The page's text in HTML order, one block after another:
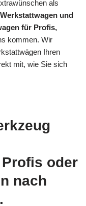
als
Werkstattwagen und
für Profis,
kommen. Wir
Ihren
mit, wie Sie sich
oder
nach